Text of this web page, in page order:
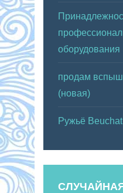
оборудования
продам
(новая)
Ружьё